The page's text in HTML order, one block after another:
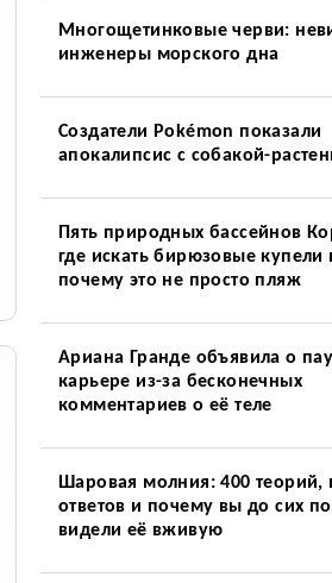
Многощетинковые черви:
инженеры морского дна
Создатели Pokémon показали
апокалипсис с собакой-
Пять природных бассейнов
где искать бирюзовые купели
почему это не просто пляж
Ариана Гранде объявила о
карьере из-за бесконечных
комментариев о её теле
Шаровая молния: 400 теорий,
ответов и почему вы до сих
видели её вживую